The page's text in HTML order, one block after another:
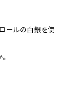
ールの白銀を使